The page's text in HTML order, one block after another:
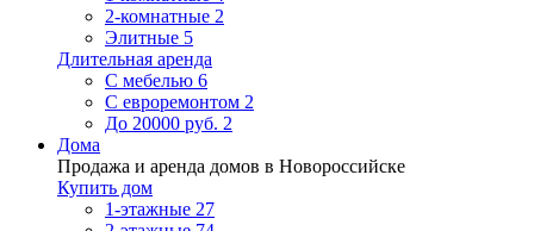
2-комнатные 2
Элитные 5
Длительная аренда
С мебелью 6
С евроремонтом 2
До 20000 руб. 2
Дома
Продажа и аренда домов в Новороссийске
Купить дом
1-этажные 27